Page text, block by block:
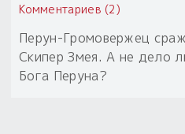
Комментариев (2)
Перун-Громовержец
Скипер Змея. А не дело
Бога Перуна?